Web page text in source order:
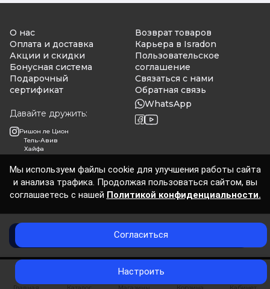
Нет в наличии
О нас
Оплата и доставка
Акции и скидки
Бонусная система
Подарочный
сертификат
Давайте дружить:
Ришон ле Цион
Тель-Авив
Хайфа
Возврат товаров
Карьера в Isradon
Пользовательское
соглашение
Связаться с нами
Обратная связь
WhatsApp
Isradon 2026
Мы используем файлы cookie для улучшения работы сайта
и анализа трафика. Продолжая пользоваться сайтом, вы
соглашаетесь с нашей Политикой конфиденциальности.
Согласиться
Настроить